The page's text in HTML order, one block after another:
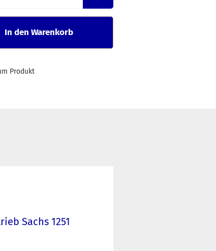
In den Warenkorb
Produkt
Sachs 1251